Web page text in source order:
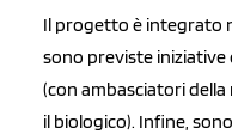
Il progetto è integrato
sono previste iniziative
(con ambasciatori
il biologico). Infine,